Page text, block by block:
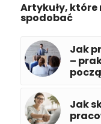
Artykuły, które
spodobać
Jak
–
Jak